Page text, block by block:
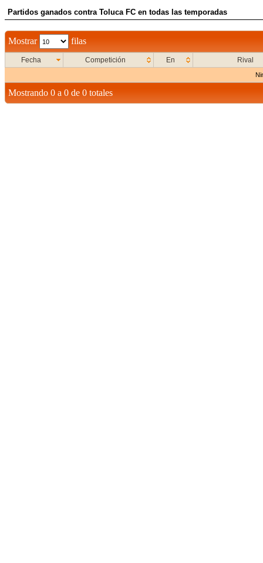
Partidos ganados contra Toluca FC en todas las temporadas
Mostrar filas
Fecha Competición En Rival
Mostrando 0 a 0 de 0 totales